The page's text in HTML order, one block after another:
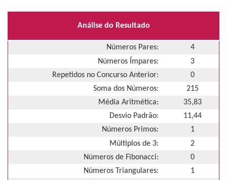
Análise do Resultado
Números Pares:
4
Números Ímpares:
3
Repetidos no Concurso Anterior:
0
Soma dos Números:
215
Média Aritmética:
35,83
Desvio Padrão:
11,44
Números Primos:
1
Múltiplos de 3:
2
Números de Fibonacci:
0
Números Triangulares:
1